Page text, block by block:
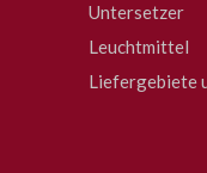
Untersetzer
Leuchtmittel
Liefergebiete